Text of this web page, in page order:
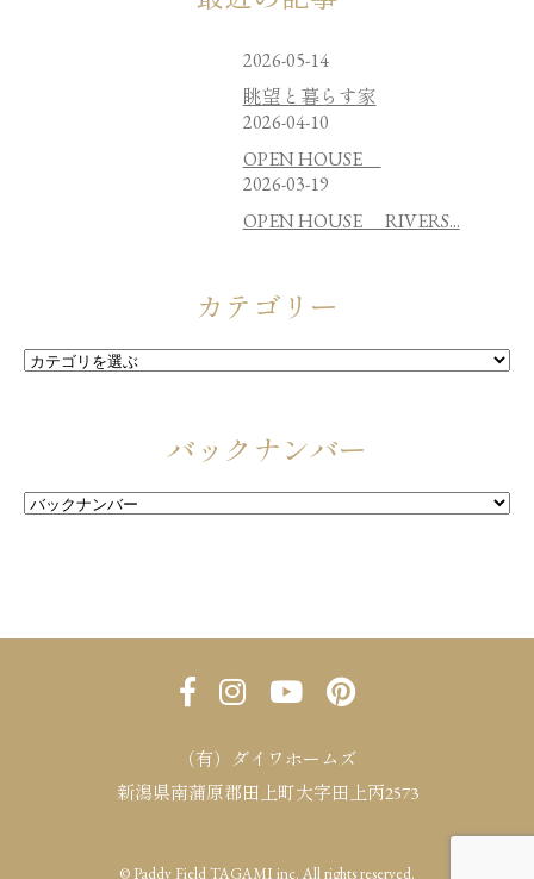
2026-05-14
眺望と暮らす家
2026-04-10
OPEN HOUSE
2026-03-19
OPEN HOUSE RIVERS...
カテゴリー
バックナンバー
（有）ダイワホームズ
新潟県南蒲原郡田上町大字田上丙2573
© Paddy Field TAGAMI inc. All rights reserved.